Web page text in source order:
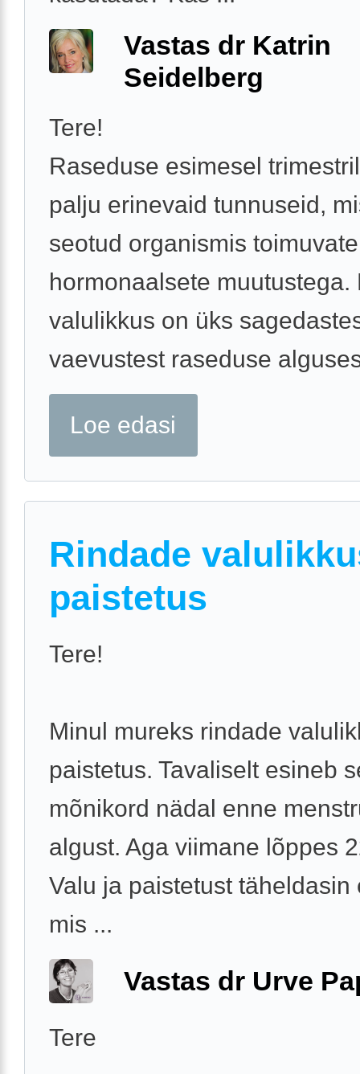
Vastas dr Katrin
Seidelberg
Tere!
Raseduse esimesel
palju erinevaid tunnuseid,
seotud organismis toimuvate
hormonaalsete muutustega.
valulikkus on üks
vaevustest raseduse
Loe edasi
Rindade
paistetus
Tere!
Minul mureks rindade
paistetus. Tavaliselt esineb
mõnikord nädal enne
algust. Aga viimane lõppes
Valu ja paistetust täheldasin
mis ...
Vastas dr Urve
Tere